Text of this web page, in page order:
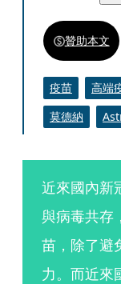
贊助本文
疫苗 高端
莫德納
近來國內新
與病毒共存
苗，除了避
力。而近來